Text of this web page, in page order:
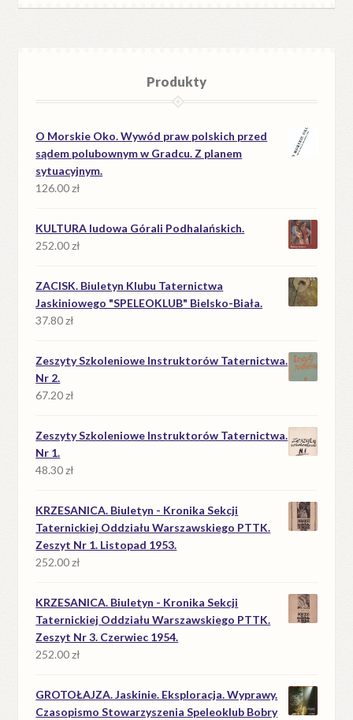
Produkty
O Morskie Oko. Wywód praw polskich przed
sądem polubownym w Gradcu. Z planem
sytuacyjnym.
126.00zł
KULTURA ludowa Górali Podhalańskich.
252.00zł
ZACISK. Biuletyn Klubu Taternictwa
Jaskiniowego "SPELEOKLUB" Bielsko-Biała.
37.80zł
Zeszyty Szkoleniowe Instruktorów Taternictwa.
Nr 2.
67.20zł
Zeszyty Szkoleniowe Instruktorów Taternictwa.
Nr 1.
48.30zł
KRZESANICA. Biuletyn - Kronika Sekcji
Taternickiej Oddziału Warszawskiego PTTK.
Zeszyt Nr 1. Listopad 1953.
252.00zł
KRZESANICA. Biuletyn - Kronika Sekcji
Taternickiej Oddziału Warszawskiego PTTK.
Zeszyt Nr 3. Czerwiec 1954.
252.00zł
GROTOŁAJZA. Jaskinie. Eksploracja. Wyprawy.
Czasopismo Stowarzyszenia Speleoklub Bobry